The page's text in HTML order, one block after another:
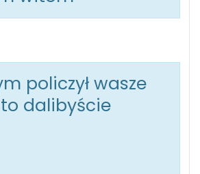
policzył wasze
dalibyście